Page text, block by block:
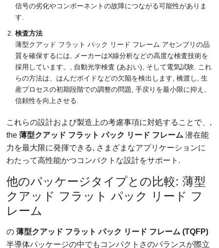
信号の劣化やコンポーネントの故障につながる可能性がありま
す.
検査方法
薄型クアッド フラット パック リード フレーム アセンブリの品
質を確保するには, メーカーはX線分析などの高度な検査技術を
採用しています。, 自動光学検査 (あおい), そして電気試験. これ
らの方法は、はんだボイドなどの欠陥を検出します, 橋渡し, 生
産プロセスの初期段階での調整の問題, 手戻りを最小限に抑え、
信頼性を向上させる.
これらの設計および製造上の考慮事項に対処することで、,
the 薄型クアッド フラット パック リード フレーム 潜在能
力を最大限に発揮できる, さまざまなアプリケーションに
わたって高性能かつコンパクトな設計をサポート.
他のパッケージタイプとの比較: 薄型
クアッド フラット パック リード フ
レーム
の薄型クアッド フラット パック リード フレーム (TQFP)
半導体パッケージの中でもコンパクトさのバランスが際立